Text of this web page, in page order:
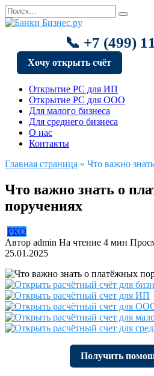
Перейти
к
Search
for:
📞 +7 (499)
Хочу открыть счёт
Открытие РС для ИП
Открытие РС для ООО
Для малого бизнеса
Для среднего бизнеса
О нас
Контакты
Главная страница » Что важно
Что важно знать о
поручениях
РКО
Автор admin На чтение 4 мин
25.01.2025
Получить